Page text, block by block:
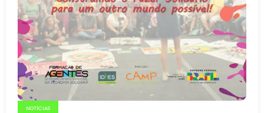
NOTÍCIAS